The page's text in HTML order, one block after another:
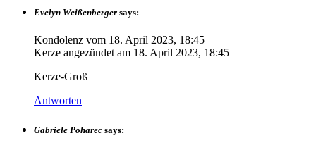
Evelyn Weißenberger says:
Kondolenz vom 18. April 2023, 18:45
Kerze angezündet am 18. April 2023, 18:45
Kerze-Groß
Antworten
Gabriele Poharec says: